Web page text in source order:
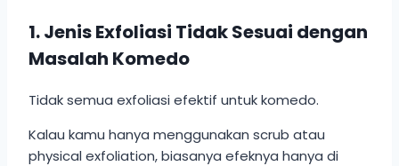
1. Jenis Exfoliasi Tidak Sesuai dengan
Masalah Komedo
Tidak semua exfoliasi efektif untuk komedo.
Kalau kamu hanya menggunakan scrub atau
physical exfoliation, biasanya efeknya hanya di